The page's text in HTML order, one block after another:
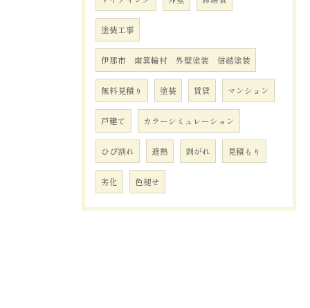
塗装工事
伊那市 南箕輪村 外壁塗装 信越塗装
無料見積り 塗装 賃貸 マンション
戸建て カラーシミュレーション
ひび割れ 遮熱 剥がれ 見積もり
劣化 色褪せ